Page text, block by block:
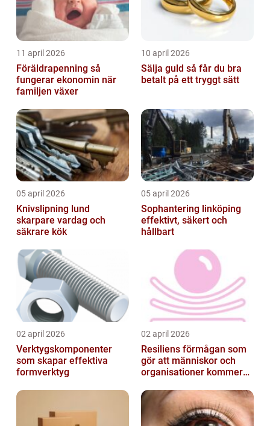
11 april 2026
Föräldrapenning så
fungerar ekonomin när
familjen växer
10 april 2026
Sälja guld så får du bra
betalt på ett tryggt sätt
05 april 2026
Knivslipning lund
skarpare vardag och
säkrare kök
05 april 2026
Sophantering linköping
effektivt, säkert och
hållbart
02 april 2026
Verktygskomponenter
som skapar effektiva
formverktyg
02 april 2026
Resiliens förmågan som
gör att människor och
organisationer kommer